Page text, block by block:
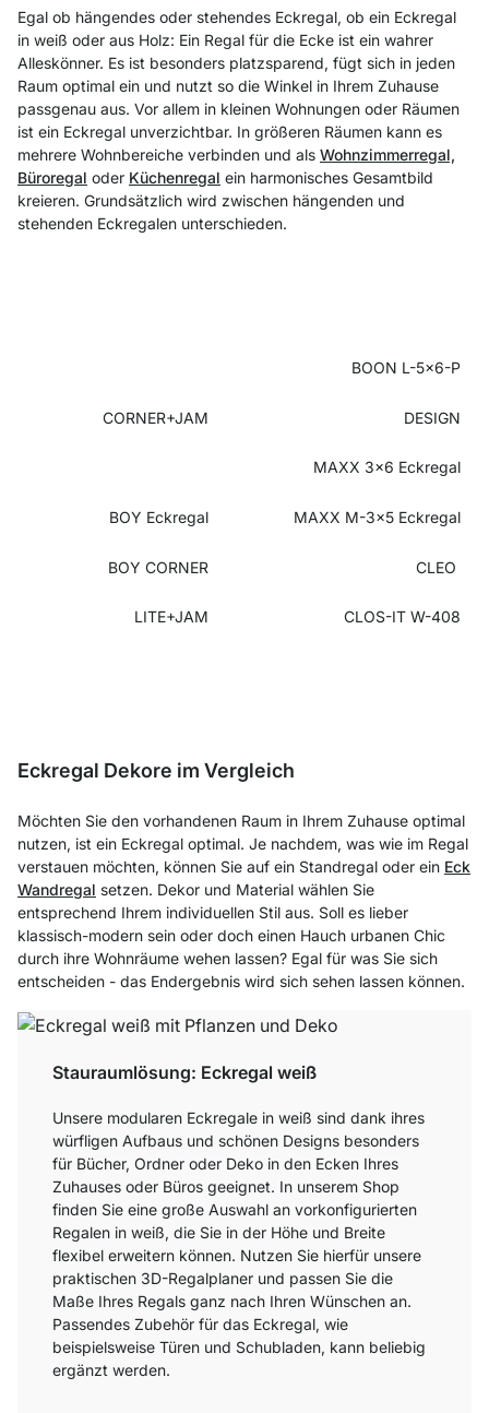
Egal ob hängendes oder stehendes Eckregal, ob ein Eckregal
in weiß oder aus Holz: Ein Regal für die Ecke ist ein wahrer
Alleskönner. Es ist besonders platzsparend, fügt sich in jeden
Raum optimal ein und nutzt so die Winkel in Ihrem Zuhause
passgenau aus. Vor allem in kleinen Wohnungen oder Räumen
ist ein Eckregal unverzichtbar. In größeren Räumen kann es
mehrere Wohnbereiche verbinden und als Wohnzimmerregal,
Büroregal oder Küchenregal ein harmonisches Gesamtbild
kreieren. Grundsätzlich wird zwischen hängenden und
stehenden Eckregalen unterschieden.
BOON L-5x6-P
CORNER+JAM DESIGN
MAXX 3x6 Eckregal
BOY Eckregal MAXX M-3x5 Eckregal
BOY CORNER CLEO
LITE+JAM CLOS-IT W-408
Eckregal Dekore im Vergleich
Möchten Sie den vorhandenen Raum in Ihrem Zuhause optimal
nutzen, ist ein Eckregal optimal. Je nachdem, was wie im Regal
verstauen möchten, können Sie auf ein Standregal oder ein Eck
Wandregal setzen. Dekor und Material wählen Sie
entsprechend Ihrem individuellen Stil aus. Soll es lieber
klassisch-modern sein oder doch einen Hauch urbanen Chic
durch ihre Wohnräume wehen lassen? Egal für was Sie sich
entscheiden - das Endergebnis wird sich sehen lassen können.
Stauraumlösung: Eckregal weiß
Unsere modularen Eckregale in weiß sind dank ihres
würfligen Aufbaus und schönen Designs besonders
für Bücher, Ordner oder Deko in den Ecken Ihres
Zuhauses oder Büros geeignet. In unserem Shop
finden Sie eine große Auswahl an vorkonfigurierten
Regalen in weiß, die Sie in der Höhe und Breite
flexibel erweitern können. Nutzen Sie hierfür unsere
praktischen 3D-Regalplaner und passen Sie die
Maße Ihres Regals ganz nach Ihren Wünschen an.
Passendes Zubehör für das Eckregal, wie
beispielsweise Türen und Schubladen, kann beliebig
ergänzt werden.